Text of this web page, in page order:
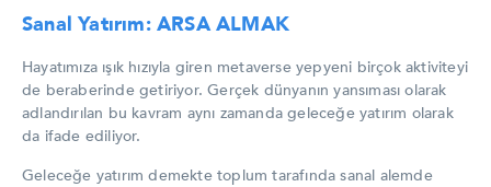
Sanal Yatırım: ARSA ALMAK
Hayatımıza ışık hızıyla giren metaverse yepyeni birçok aktiviteyi
de beraberinde getiriyor. Gerçek dünyanın yansıması olarak
adlandırılan bu kavram aynı zamanda geleceğe yatırım olarak
da ifade ediliyor.
Geleceğe yatırım demekte toplum tarafında sanal alemde